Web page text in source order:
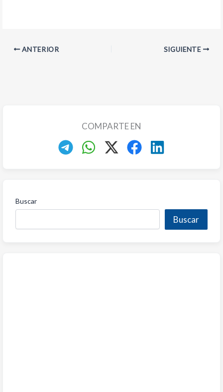
ANTERIOR SIGUIENTE
COMPARTE EN
Buscar
Buscar